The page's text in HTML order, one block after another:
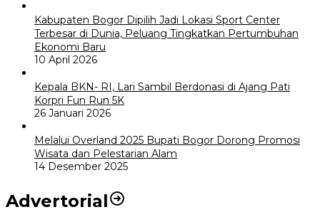
Kabupaten Bogor Dipilih Jadi Lokasi Sport Center
Terbesar di Dunia, Peluang Tingkatkan Pertumbuhan
Ekonomi Baru
10 April 2026
Kepala BKN- RI, Lari Sambil Berdonasi di Ajang Pati
Korpri Fun Run 5K
26 Januari 2026
Melalui Overland 2025 Bupati Bogor Dorong Promosi
Wisata dan Pelestarian Alam
14 Desember 2025
Advertorial